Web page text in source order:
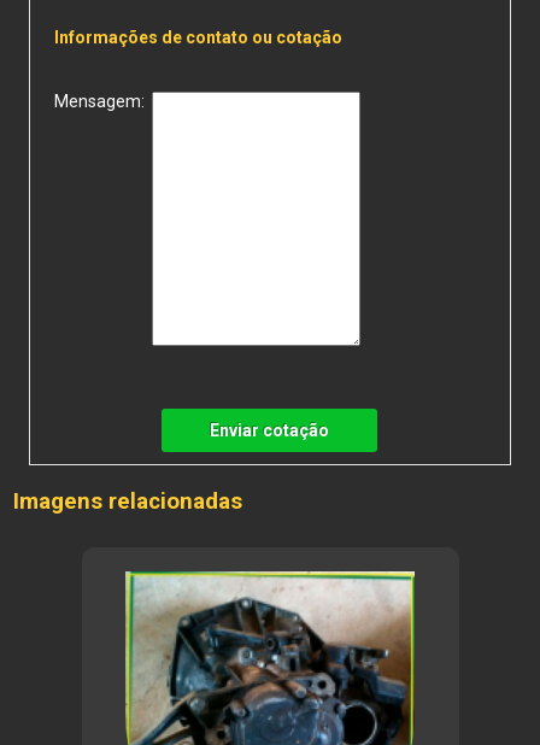
Informações de contato ou cotação
Mensagem:
Enviar cotação
Imagens relacionadas